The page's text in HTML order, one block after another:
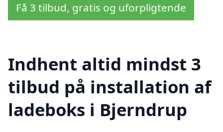
Få 3 tilbud, gratis og uforpligtende
Indhent altid mindst 3
tilbud på installation af
ladeboks i Bjerndrup